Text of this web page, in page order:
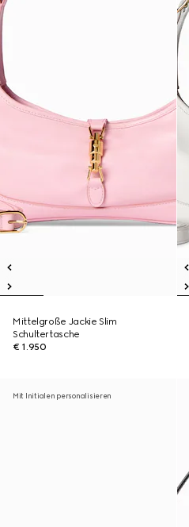
Mittelgroße Jackie Slim
Schultertasche
€ 1.950
Mit Initialen personalisieren